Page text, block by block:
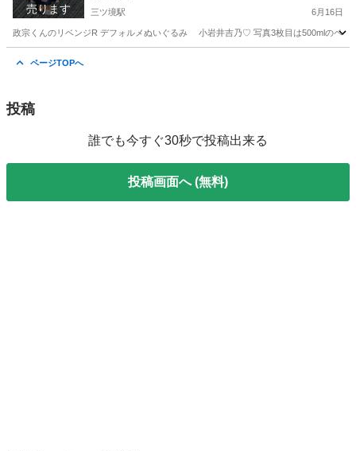
売ります 三ツ境駅 6月16日
政宗くんのリベンジR デフォルメぬいぐるみ 小岩井吉乃♡ 写真3枚目は500mlのペッ
ページTOPへ
投稿
誰でも今すぐ30秒で投稿出来る
投稿画面へ (無料)